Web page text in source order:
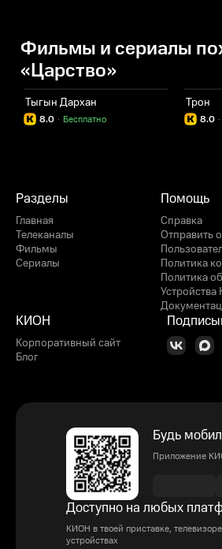
Фильмы и сериалы
«Царство»
Тыгын Дархан
8.0 Бесплатно
·
Трон
8.0 ·
Разделы
Главная
Телеканалы
Фильмы
Сериалы
Помощь
Справка
Отправить
Политика
Политика
КИОН
Корпоративный сайт
Блог
Будь
Приложение
Доступно на любых
КИОН в твоей приставке,
устройствах